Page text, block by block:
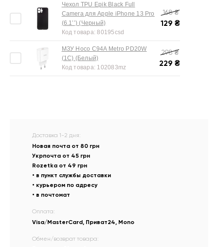
Чехол TPU Epik Black Full
Camera для Apple iPhone 13 Pro
(6.1’’) (Черный)
Код товара:80195csd
168₴
129 ₴
МЗУ Hoco C94A Metro PD20W
(1C) (Белый)
Код товара: 102083mz
298₴
229 ₴
Доставка 1-2 дня:
Новая почта от 80 грн
Укрпочта от 45 грн
Rozetka от 49 грн
• в пункт службы доставки
• курьером по адресу
• в почтомат
Оплата:
Visa/MasterCard, Приват24, Mono
Обмен/возврат товара: